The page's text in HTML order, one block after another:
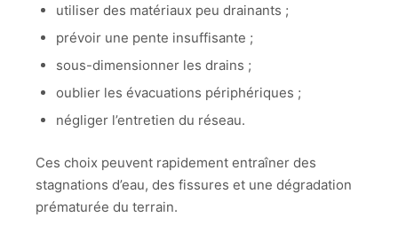
utiliser des matériaux peu drainants ;
prévoir une pente insuffisante ;
sous-dimensionner les drains ;
oublier les évacuations périphériques ;
négliger l’entretien du réseau.
Ces choix peuvent rapidement entraîner des
stagnations d’eau, des fissures et une dégradation
prématurée du terrain.